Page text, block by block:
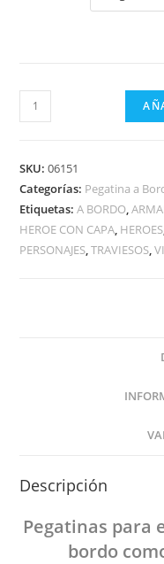
GUERRERO
AUDAZ
BORDO
cantidad
SKU:06151
Categorías: Pegatina a
Etiquetas:A BORDO,
HEROE CON CAPA, HEROES
PERSONAJES,TRAVIESOS,
Descripción
Pegatinas para
bordo